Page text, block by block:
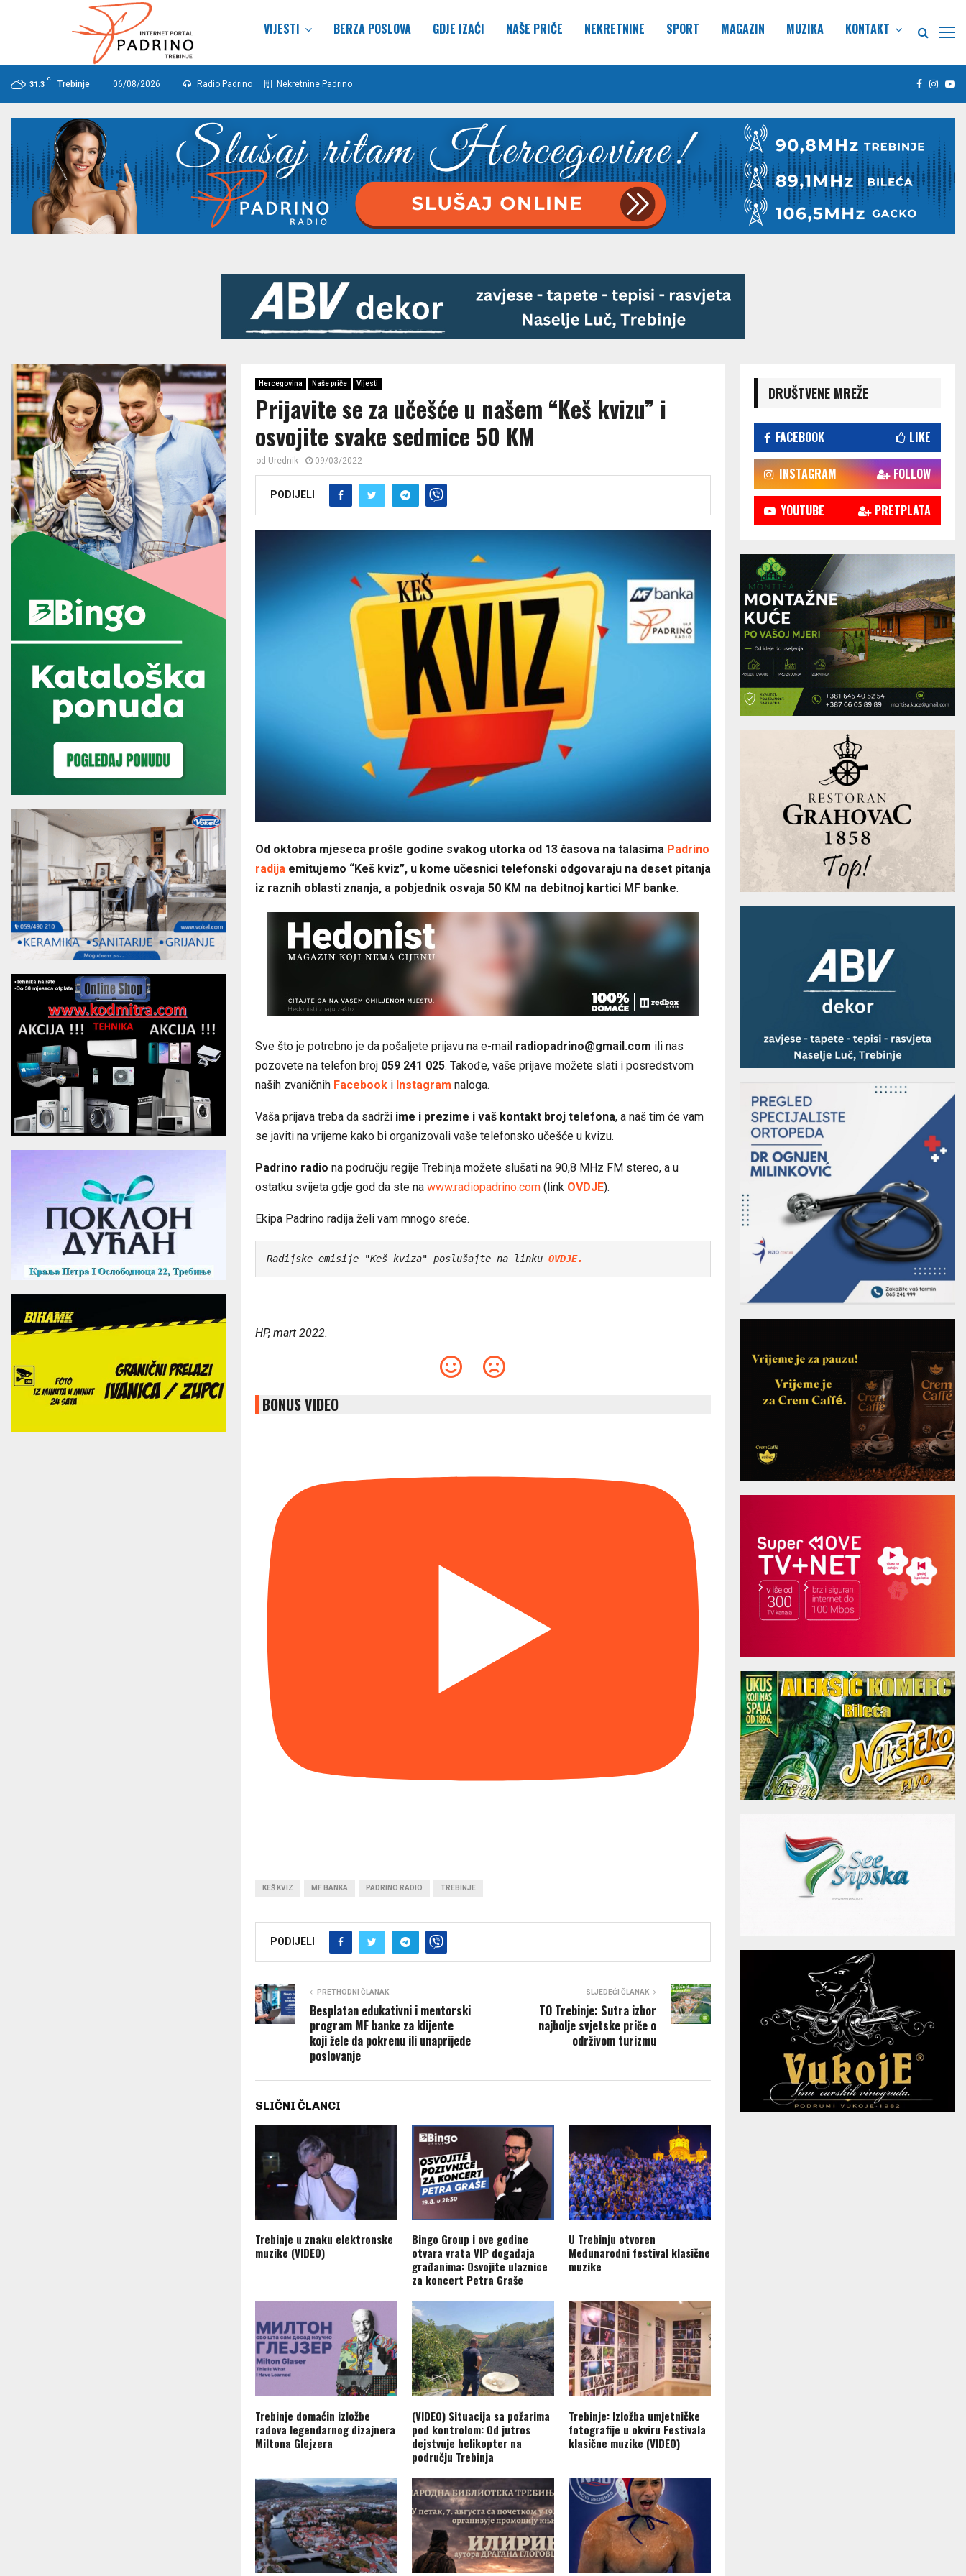
VIJESTI BERZA POSLOVA GDJE IZAĆI NAŠE PRIČE NEKRETNINE SPORT MAGAZIN MUZIKA KONTAKT
31.3
C
Trebinje 06/08/2026 Radio Padrino Nekretnine Padrino Facebook
Hercegovina Naše priče Vijesti
Prijavite se za učešće u našem “Keš kvizu” i
osvojite svake sedmice 50 KM
od Urednik 09/03/2022
PODIJELI
Od oktobra mjeseca prošle godine svakog utorka od 13 časova na talasima Padrino
radija emitujemo “Keš kviz”, u kome učesnici telefonski odgovaraju na deset pitanja
iz raznih oblasti znanja, a pobjednik osvaja 50 KM na debitnoj kartici MF banke.
Sve što je potrebno je da pošaljete prijavu na e-mail radiopadrino@gmail.com ili nas
pozovete na telefon broj 059 241 025. Takođe, vaše prijave možete slati i posredstvom
naših zvaničnih Facebook i Instagram naloga.
Vaša prijava treba da sadrži ime i prezime i vaš kontakt broj telefona, a naš tim će vam
se javiti na vrijeme kako bi organizovali vaše telefonsko učešće u kvizu.
Padrino radio na području regije Trebinja možete slušati na 90,8 MHz FM stereo, a u
ostatku svijeta gdje god da ste na www.radiopadrino.com (link OVDJE).
Ekipa Padrino radija želi vam mnogo sreće.
Radijske emisije "Keš kviza" poslušajte na linku OVDJE.
HP, mart 2022.
BONUS VIDEO
KEŠ KVIZ MF BANKA PADRINO RADIO TREBINJE
PODIJELI
PRETHODNI ČLANAK
Besplatan edukativni i mentorski
program MF banke za klijente
koji žele da pokrenu ili unaprijede
poslovanje
SLJEDEĆI ČLANAK
TO Trebinje: Sutra izbor
najbolje svjetske priče o
održivom turizmu
SLIČNI ČLANCI
Trebinje u znaku elektronske
muzike (VIDEO)
Bingo Group i ove godine
otvara vrata VIP događaja
građanima: Osvojite ulaznice
za koncert Petra Graše
U Trebinju otvoren
Međunarodni festival klasične
muzike
Trebinje domaćin izložbe
radova legendarnog dizajnera
Miltona Glejzera
(VIDEO) Situacija sa požarima
pod kontrolom: Od jutros
dejstvuje helikopter na
području Trebinja
Trebinje: Izložba umjetničke
fotografije u okviru Festivala
klasične muzike (VIDEO)
DRUŠTVENE MREŽE
FACEBOOK LIKE
INSTAGRAM FOLLOW
YOUTUBE PRETPLATA